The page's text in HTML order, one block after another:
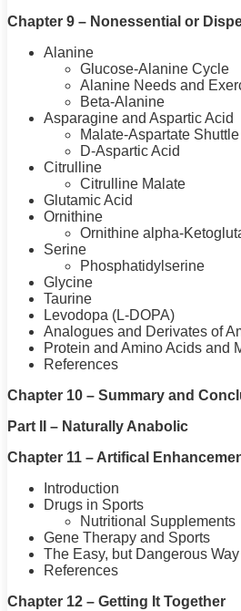
Chapter 9 – Nonessential or
Alanine
Glucose-Alanine Cycle
Alanine Needs and
Beta-Alanine
Asparagine and Aspartic Acid
Malate-Aspartate Shuttle
D-Aspartic Acid
Citrulline
Citrulline Malate
Glutamic Acid
Ornithine
Ornithine alpha-
Serine
Phosphatidylserine
Glycine
Taurine
Levodopa (L-DOPA)
Analogues and Derivates of
Protein and Amino Acids and
References
Chapter 10 – Summary and
Part II – Naturally Anabolic
Chapter 11 – Artifical
Introduction
Drugs in Sports
Nutritional Supplements
Gene Therapy and Sports
The Easy, but Dangerous
References
Chapter 12 – Getting It Together